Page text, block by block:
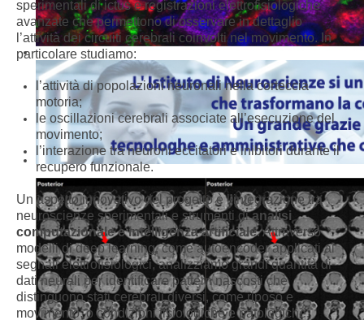
sperimentali di ictus e registrazioni elettrofisiologiche
avanzate che permettono di osservare in dettaglio
l’attività dei circuiti cerebrali coinvolti nel movimento. In
particolare studiamo:
l’attività di popolazioni neuronali nella corteccia
motoria;
le oscillazioni cerebrali associate all’esecuzione del
movimento;
l’interazione tra neuroni eccitatori e inibitori durante il
recupero funzionale.
Un aspetto innovativo del progetto è l’integrazione tra
neuroscienze sperimentali e strumenti dianalisi
computazionale e intelligenza artificiale. Attraverso
modelli di deep learning, come autoencoder applicati ai
segnali elettrofisiologici, analizziamo grandi quantità di
dati neurali per identificare pattern nascosti che
distinguono stati cerebrali diversi, come riposo e
movimento, o condizioni fisiologiche e patologiche.